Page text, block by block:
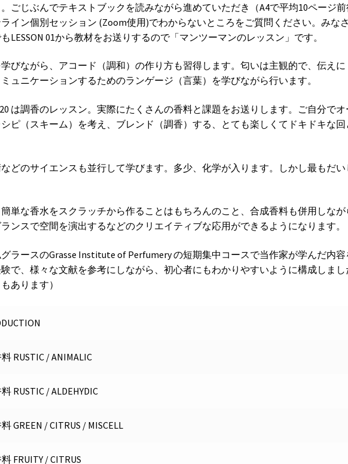
ごじぶんでテキストブックを読みながら進めていただき（A4で平均10ページ
イン個別セッション (Zoom使用)でわからないところをご質問ください。みな
LESSON 01から教材をお送りするので「マンツーマンのレッスン」です。
びながら、アコード（調和）の作り方も習得します。匂いは主観的で、伝えに
ュニケーションするためのランゲージ（言葉）を学びながら行います。
20 は調香のレッスン。実際にたくさんの香料と課題をお送りします。ご自分で
ピ（スキーム）を考え、ブレンド（調香）する、とても楽しくてドキドキな回
どのサイエンスも並行して学びます。多少、化学が入ります。しかし最もだい
単な香水をスクラッチから作ることはもちろんのこと、合成香料も併用しなが
ンスで空間を演出するなどのクリエイティブな応用ができるようになります。
ラースのGrasse Institute of Perfumery の短期集中コースで当作家が学んだ内
で、様々な文献を参考にしながら、初心者にもわかりやすいように構成しまし
あります）
RUSTIC / ANIMALIC
RUSTIC / ALDEHYDIC
GREEN / CITRUS / MISCELL
FRUITY / CITRUS